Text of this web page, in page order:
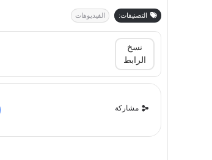
التصنيفات: الفيديوهات
نسخ
الرابط
مشاركة